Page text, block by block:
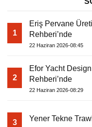
1
Eriş Pervane
Rehberi’nde
22 Haziran 2026-08:45
2
Efor Yacht
Rehberi’nde
22 Haziran 2026-08:29
3 Yener Tekne